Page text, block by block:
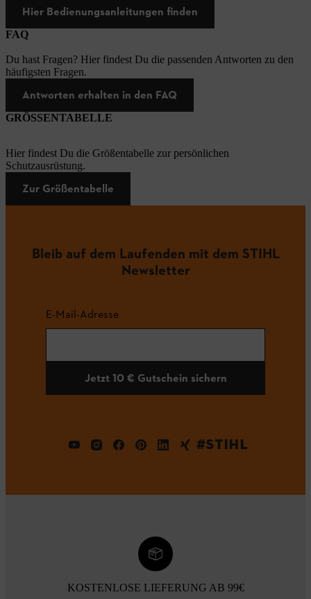
Hier Bedienungsanleitungen finden
FAQ
Du hast Fragen? Hier findest Du die passenden Antworten zu den
häufigsten Fragen.
Antworten erhalten in den FAQ
GRÖSSENTABELLE
Hier findest Du die Größentabelle zur persönlichen
Schutzausrüstung.
Zur Größentabelle
Bleib auf dem Laufenden mit dem STIHL
Newsletter
E-Mail-Adresse
Jetzt 10 € Gutschein sichern
#STIHL
KOSTENLOSE LIEFERUNG AB 99€